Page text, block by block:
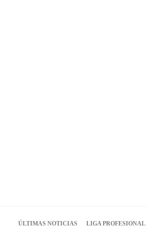
ÚLTIMAS NOTICIAS LIGA PROFESIONAL